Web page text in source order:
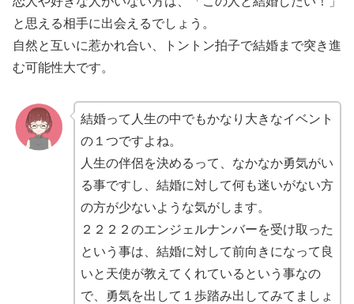
と思える相手に出会えるでしょう。
自然と互いに惹かれ合い、トントン拍子で結婚まで突き進
む可能性大です。
結婚って人生の中でもかなり大きなイベント
の１つですよね。
人生の伴侶を決めるって、なかなか勇気がい
る事ですし、結婚に対して何も迷いがない方
の方が少ないような気がします。
２２２２のエンジェルナンバーを受け取った
という事は、結婚に対して前向きになって良
いと天使が教えてくれているという事なの
で、勇気を出して１歩踏み出してみてましょ